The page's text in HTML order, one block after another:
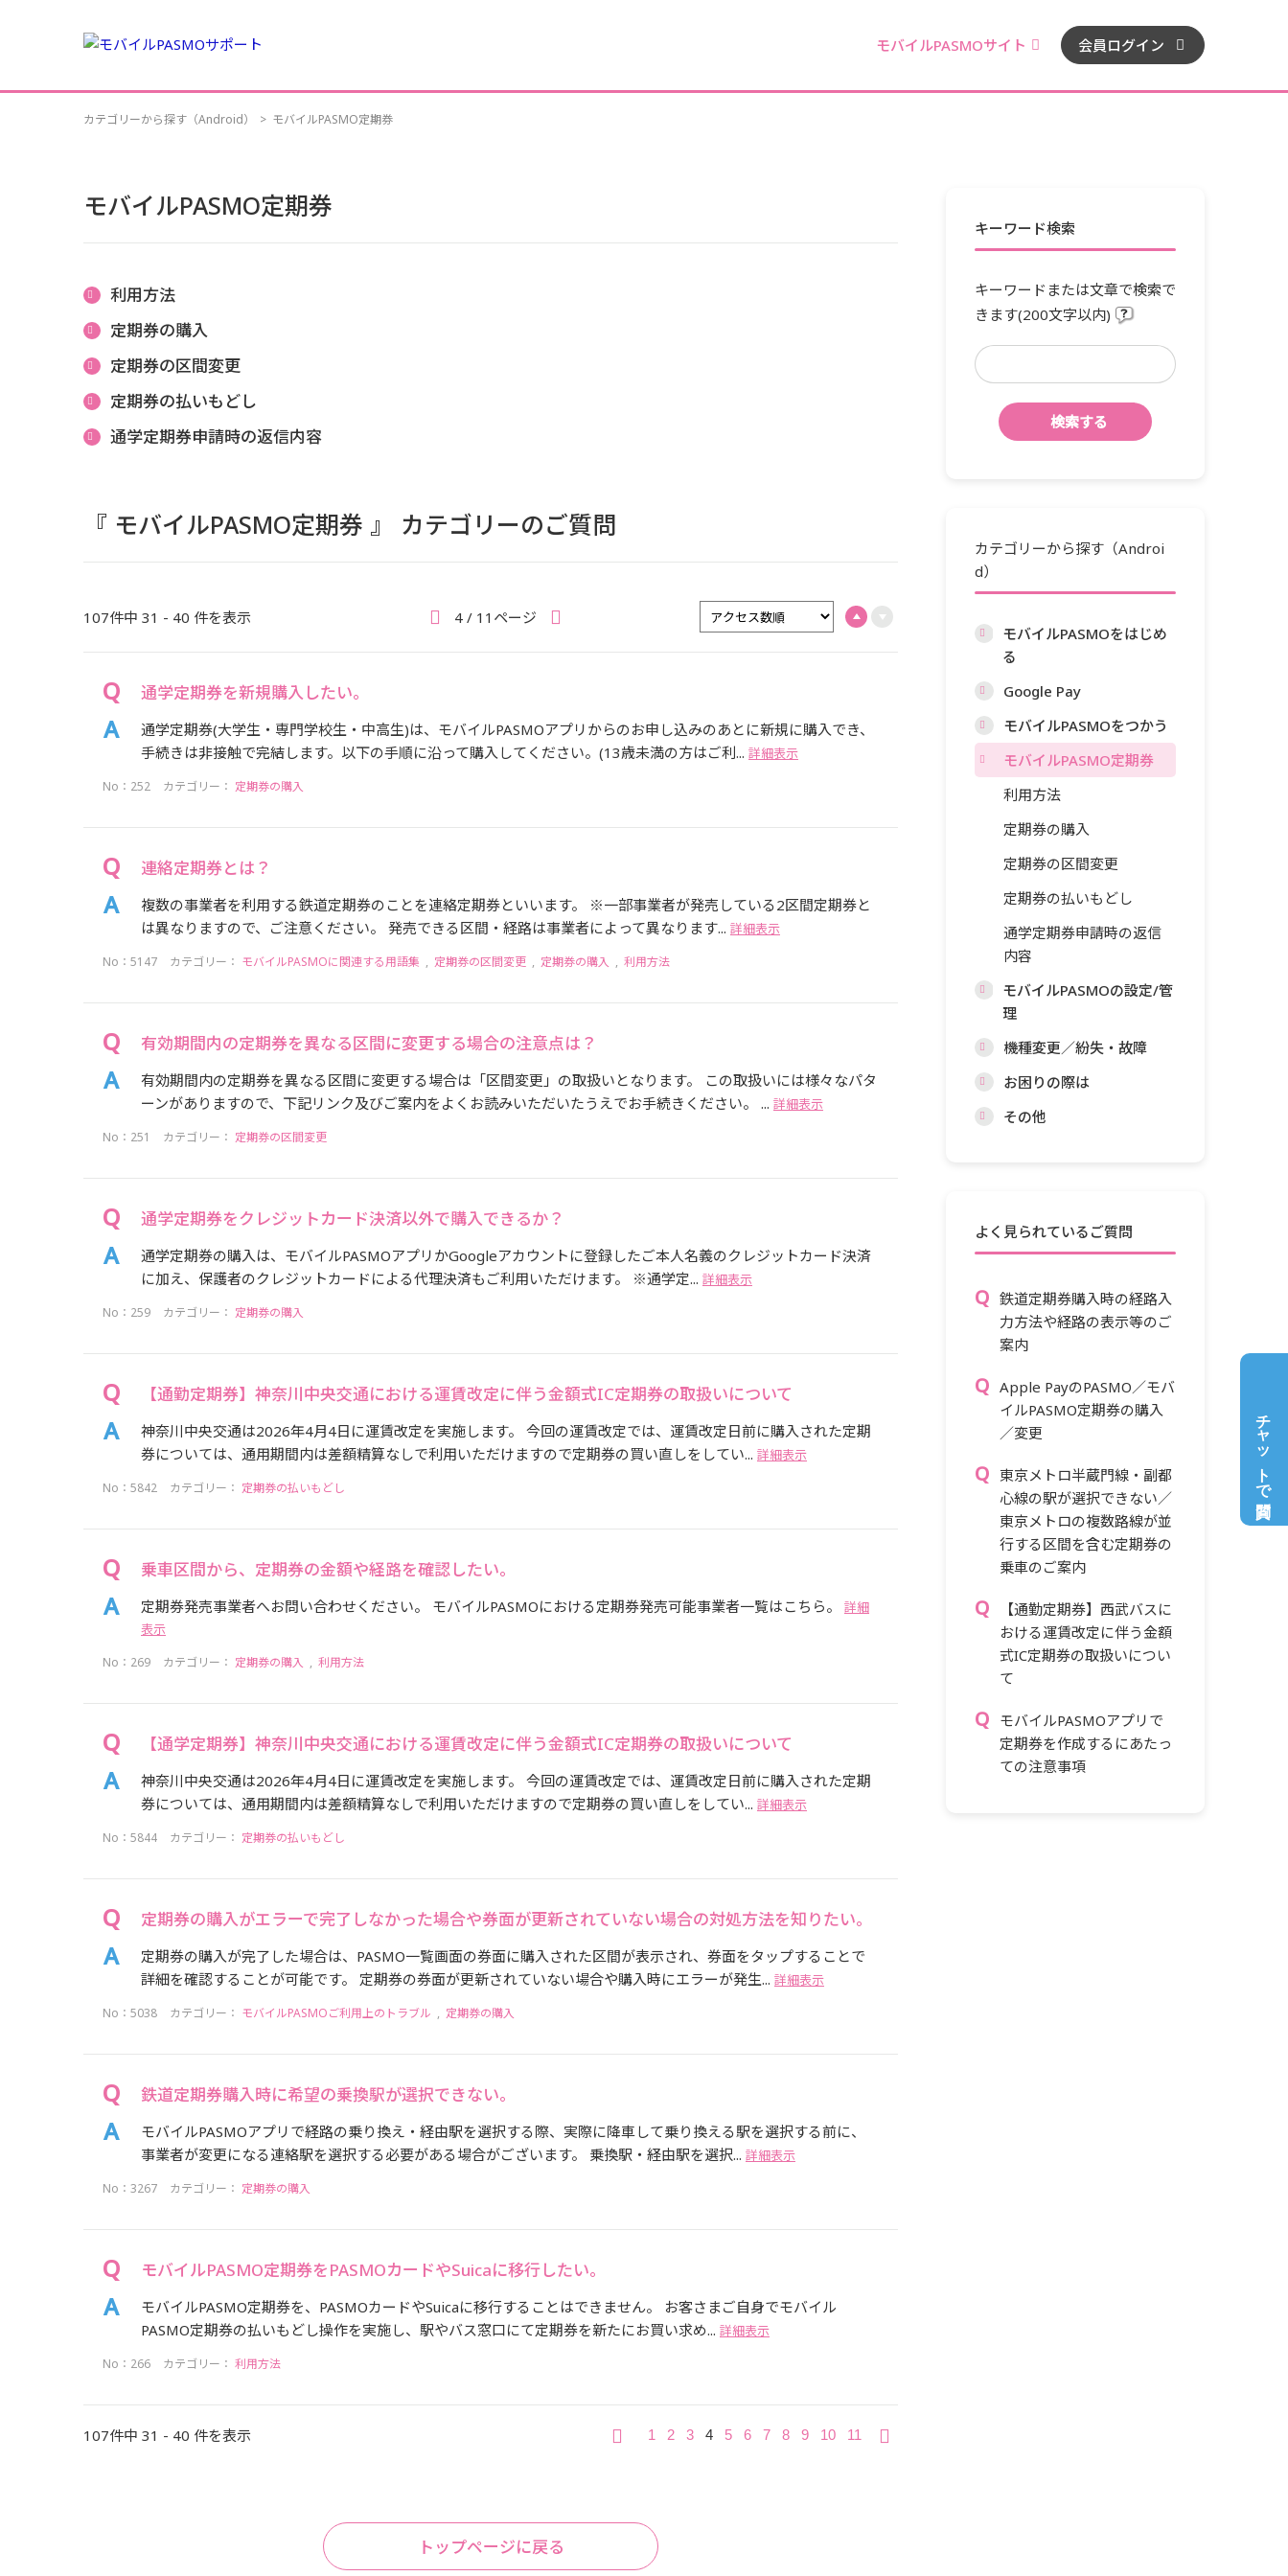
モバイルPASMOサイト 会員ログイン
チャットで質問
カテゴリーから探す（Android） > モバイルPASMO定期券
キーワード検索
キーワードまたは文章で検索で
きます(200文字以内)
カテゴリーから探す（Androi
d）
モバイルPASMOをはじめ
る
Google Pay
モバイルPASMOをつかう
モバイルPASMO定期券
利用方法
定期券の購入
定期券の区間変更
定期券の払いもどし
通学定期券申請時の返信
内容
モバイルPASMOの設定/管
理
機種変更／紛失・故障
お困りの際は
その他
よく見られているご質問
鉄道定期券購入時の経路入
力方法や経路の表示等のご
案内
Apple PayのPASMO／モバ
イルPASMO定期券の購入
／変更
東京メトロ半蔵門線・副都
心線の駅が選択できない／
東京メトロの複数路線が並
行する区間を含む定期券の
乗車のご案内
【通勤定期券】西武バスに
おける運賃改定に伴う金額
式IC定期券の取扱いについ
て
モバイルPASMOアプリで
定期券を作成するにあたっ
ての注意事項
モバイルPASMO定期券
利用方法
定期券の購入
定期券の区間変更
定期券の払いもどし
通学定期券申請時の返信内容
『 モバイルPASMO定期券 』 カテゴリーのご質問
107件中 31 - 40 件を表示 4 / 11ページ
通学定期券を新規購入したい。
通学定期券(大学生・専門学校生・中高生)は、モバイルPASMOアプリからのお申し込みのあとに新規に購入でき、
手続きは非接触で完結します。以下の手順に沿って購入してください。(13歳未満の方はご利... 詳細表示
No：252 カテゴリー： 定期券の購入
連絡定期券とは？
複数の事業者を利用する鉄道定期券のことを連絡定期券といいます。 ※一部事業者が発売している2区間定期券と
は異なりますので、ご注意ください。 発売できる区間・経路は事業者によって異なります... 詳細表示
No：5147 カテゴリー： モバイルPASMOに関連する用語集 , 定期券の区間変更 , 定期券の購入 , 利用方法
有効期間内の定期券を異なる区間に変更する場合の注意点は？
有効期間内の定期券を異なる区間に変更する場合は「区間変更」の取扱いとなります。 この取扱いには様々なパタ
ーンがありますので、下記リンク及びご案内をよくお読みいただいたうえでお手続きください。 ... 詳細表示
No：251 カテゴリー： 定期券の区間変更
通学定期券をクレジットカード決済以外で購入できるか？
通学定期券の購入は、モバイルPASMOアプリかGoogleアカウントに登録したご本人名義のクレジットカード決済
に加え、保護者のクレジットカードによる代理決済もご利用いただけます。 ※通学定... 詳細表示
No：259 カテゴリー： 定期券の購入
【通勤定期券】神奈川中央交通における運賃改定に伴う金額式IC定期券の取扱いについて
神奈川中央交通は2026年4月4日に運賃改定を実施します。 今回の運賃改定では、運賃改定日前に購入された定期
券については、通用期間内は差額精算なしで利用いただけますので定期券の買い直しをしてい... 詳細表示
No：5842 カテゴリー： 定期券の払いもどし
乗車区間から、定期券の金額や経路を確認したい。
定期券発売事業者へお問い合わせください。 モバイルPASMOにおける定期券発売可能事業者一覧はこちら。 詳細
表示
No：269 カテゴリー： 定期券の購入 , 利用方法
【通学定期券】神奈川中央交通における運賃改定に伴う金額式IC定期券の取扱いについて
神奈川中央交通は2026年4月4日に運賃改定を実施します。 今回の運賃改定では、運賃改定日前に購入された定期
券については、通用期間内は差額精算なしで利用いただけますので定期券の買い直しをしてい... 詳細表示
No：5844 カテゴリー： 定期券の払いもどし
定期券の購入がエラーで完了しなかった場合や券面が更新されていない場合の対処方法を知りたい。
定期券の購入が完了した場合は、PASMO一覧画面の券面に購入された区間が表示され、券面をタップすることで
詳細を確認することが可能です。 定期券の券面が更新されていない場合や購入時にエラーが発生... 詳細表示
No：5038 カテゴリー： モバイルPASMOご利用上のトラブル , 定期券の購入
鉄道定期券購入時に希望の乗換駅が選択できない。
モバイルPASMOアプリで経路の乗り換え・経由駅を選択する際、実際に降車して乗り換える駅を選択する前に、
事業者が変更になる連絡駅を選択する必要がある場合がございます。 乗換駅・経由駅を選択... 詳細表示
No：3267 カテゴリー： 定期券の購入
モバイルPASMO定期券をPASMOカードやSuicaに移行したい。
モバイルPASMO定期券を、PASMOカードやSuicaに移行することはできません。 お客さまご自身でモバイル
PASMO定期券の払いもどし操作を実施し、駅やバス窓口にて定期券を新たにお買い求め... 詳細表示
No：266 カテゴリー： 利用方法
107件中 31 - 40 件を表示 1 2 3 4 5 6 7 8 9 10 11
トップページに戻る